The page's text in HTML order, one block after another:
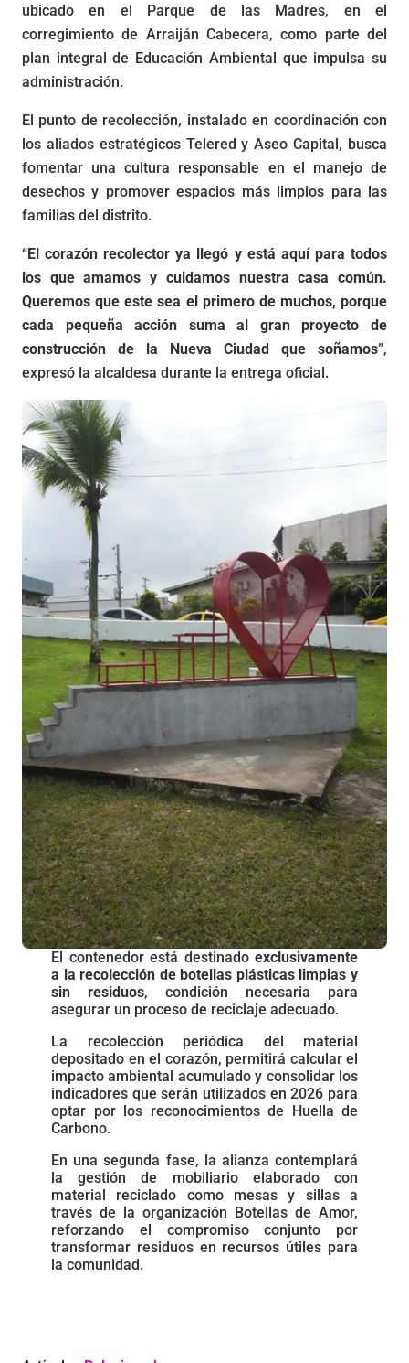
ubicado en el Parque de las Madres, en el
corregimiento de Arraiján Cabecera, como parte del
plan integral de Educación Ambiental que impulsa su
administración.
El punto de recolección, instalado en coordinación con
los aliados estratégicos Telered y Aseo Capital, busca
fomentar una cultura responsable en el manejo de
desechos y promover espacios más limpios para las
familias del distrito.
“El corazón recolector ya llegó y está aquí para todos
los que amamos y cuidamos nuestra casa común.
Queremos que este sea el primero de muchos, porque
cada pequeña acción suma al gran proyecto de
construcción de la Nueva Ciudad que soñamos”,
expresó la alcaldesa durante la entrega oficial.
El contenedor está destinado exclusivamente
a la recolección de botellas plásticas limpias y
sin residuos, condición necesaria para
asegurar un proceso de reciclaje adecuado.
La recolección periódica del material
depositado en el corazón, permitirá calcular el
impacto ambiental acumulado y consolidar los
indicadores que serán utilizados en 2026 para
optar por los reconocimientos de Huella de
Carbono.
En una segunda fase, la alianza contemplará
la gestión de mobiliario elaborado con
material reciclado como mesas y sillas a
través de la organización Botellas de Amor,
reforzando el compromiso conjunto por
transformar residuos en recursos útiles para
la comunidad.